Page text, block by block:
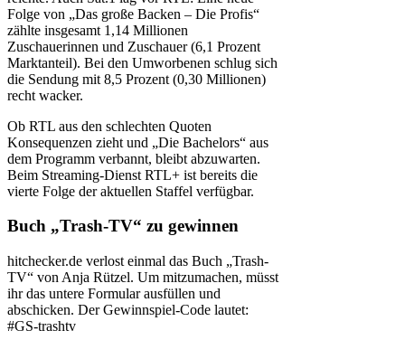
Folge von „Das große Backen – Die Profis“
zählte insgesamt 1,14 Millionen
Zuschauerinnen und Zuschauer (6,1 Prozent
Marktanteil). Bei den Umworbenen schlug sich
die Sendung mit 8,5 Prozent (0,30 Millionen)
recht wacker.
Ob RTL aus den schlechten Quoten
Konsequenzen zieht und „Die Bachelors“ aus
dem Programm verbannt, bleibt abzuwarten.
Beim Streaming-Dienst RTL+ ist bereits die
vierte Folge der aktuellen Staffel verfügbar.
Buch „Trash-TV“ zu gewinnen
hitchecker.de verlost einmal das Buch „Trash-
TV“ von Anja Rützel. Um mitzumachen, müsst
ihr das untere Formular ausfüllen und
abschicken. Der Gewinnspiel-Code lautet:
#GS-trashtv